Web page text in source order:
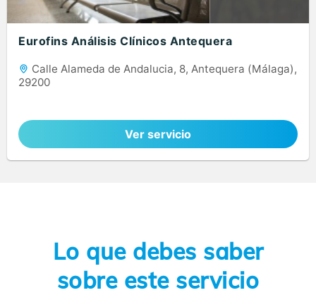
Eurofins Análisis Clínicos Antequera
Calle Alameda de Andalucia, 8, Antequera (Málaga),
29200
Ver servicio
Lo que debes saber
sobre este servicio